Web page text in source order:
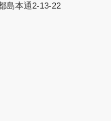
島本通2-13-22